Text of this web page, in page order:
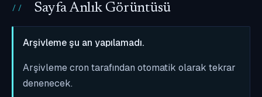
Sayfa Anlık Görüntüsü
Arşivleme şu an yapılamadı.
Arşivleme cron tarafından otomatik olarak tekrar
denenecek.